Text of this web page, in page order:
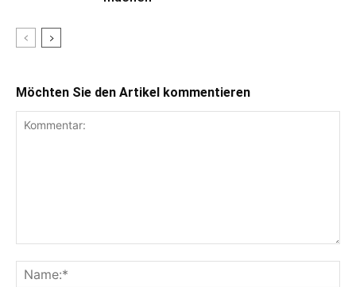
Möchten Sie den Artikel kommentieren